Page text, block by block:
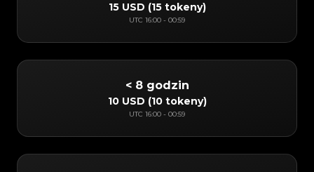
15 USD (15 tokeny)
UTC 16:00 - 00:59
< 8 godzin
10 USD (10 tokeny)
UTC 16:00 - 00:59